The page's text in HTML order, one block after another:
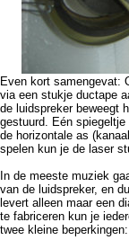
Even kort samengevat:
via een stukje ductape
de luidspreker beweegt
gestuurd. Eén
de horizontale as
spelen kun je de laser
In de meeste muziek
van de luidspreker, en
levert alleen maar een
te fabriceren kun je
twee kleine beperkingen: